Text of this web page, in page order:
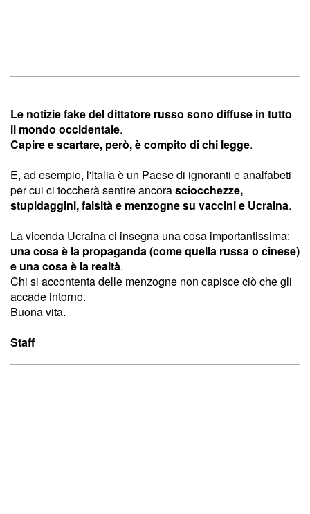
Le notizie fake del dittatore russo sono diffuse in tutto
il mondo occidentale.
Capire e scartare, però, è compito di chi legge.
E, ad esempio, l'Italia è un Paese di ignoranti e analfabeti
per cui ci toccherà sentire ancorasciocchezze,
stupidaggini, falsità e menzogne su vaccini e Ucraina.
La vicenda Ucraina ci insegna una cosa importantissima:
una cosa è la propaganda (come quella russa o cinese)
e una cosa è la realtà.
Chi si accontenta delle menzogne non capisce ciò che gli
accade intorno.
Buona vita.
Staff